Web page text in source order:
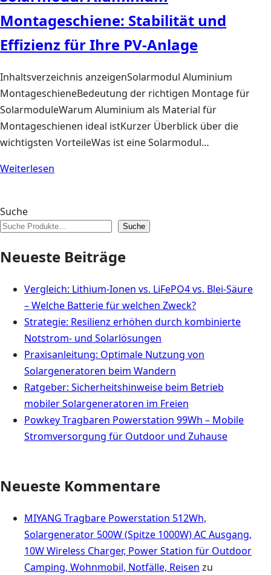
Montageschiene: Stabilität und
Effizienz für Ihre PV-Anlage
Inhaltsverzeichnis anzeigenSolarmodul Aluminium
MontageschieneBedeutung der richtigen Montage für
SolarmoduleWarum Aluminium als Material für
Montageschienen ideal istKurzer Überblick über die
wichtigsten VorteileWas ist eine Solarmodul…
Weiterlesen
Suche
Suche
Neueste Beiträge
Vergleich: Lithium-Ionen vs. LiFePO4 vs. Blei-Säure
– Welche Batterie für welchen Zweck?
Strategie: Resilienz erhöhen durch kombinierte
Notstrom- und Solarlösungen
Praxisanleitung: Optimale Nutzung von
Solargeneratoren beim Wandern
Ratgeber: Sicherheitshinweise beim Betrieb
mobiler Solargeneratoren im Freien
Powkey Tragbaren Powerstation 99Wh – Mobile
Stromversorgung für Outdoor und Zuhause
Neueste Kommentare
MIYANG Tragbare Powerstation 512Wh,
Solargenerator 500W (Spitze 1000W) AC Ausgang,
10W Wireless Charger, Power Station für Outdoor
Camping, Wohnmobil, Notfälle, Reisen zu